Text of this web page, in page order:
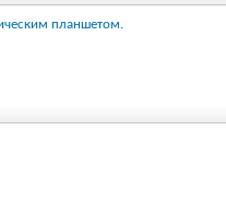
планшетом.